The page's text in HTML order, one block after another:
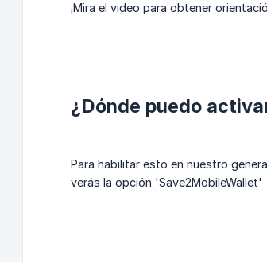
¡Mira el video para obtener
¿Dónde puedo
Para habilitar esto en nuestro
verás la opción 'Save2MobileWallet'